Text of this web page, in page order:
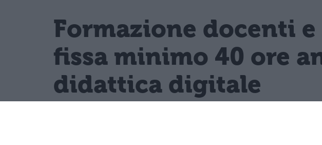
Formazione docenti e
fissa minimo 40 ore
didattica digitale